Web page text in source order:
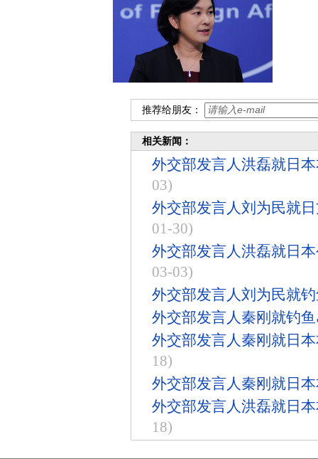
推荐给朋友：
相关新闻：
外交部发言人洪磊就日
03)
外交部发言人刘为民就
01-30)
外交部发言人洪磊就日
03-03)
外交部发言人刘为民就
外交部发言人秦刚就钓
外交部发言人秦刚就日
18)
外交部发言人秦刚就日
外交部发言人洪磊就日
18)